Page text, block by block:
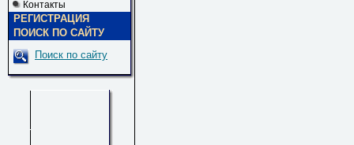
Контакты
РЕГИСТРАЦИЯ
ПОИСК ПО САЙТУ
Поиск по сайту